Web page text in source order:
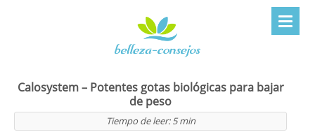
Calosystem – Potentes gotas biológicas para bajar
de peso
Tiempo de leer:5 min